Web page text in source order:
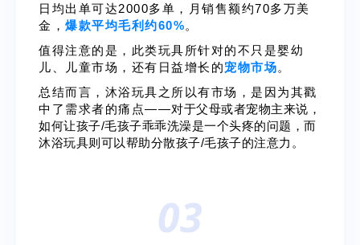
日均出单可达2000多单，月销售额约70多万美
金， 爆款平均毛利约60%。
值得注意的是，此类玩具所针对的不只是婴幼
儿、儿童市场，还有日益增长的宠物市场。
总结而言，沐浴玩具之所以有市场，是因为其戳
中了需求者的痛点——对于父母或者宠物主来说，
如何让孩子/毛孩子乖乖洗澡是一个头疼的问题，而
沐浴玩具则可以帮助分散孩子/毛孩子的注意力。
03